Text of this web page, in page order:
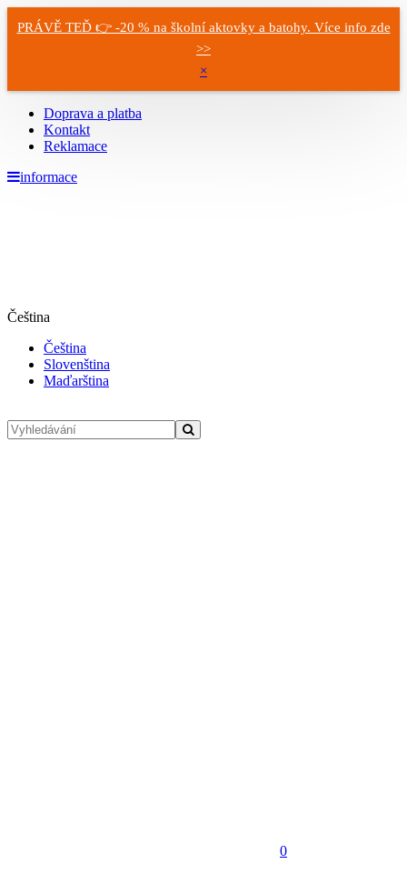
PRÁVĚ TEĎ 👉 -20 % na školní aktovky a batohy. Více info zde
>>
×
Doprava a platba
Kontakt
Reklamace
informace
Čeština
Čeština
Slovenština
Maďarština
0